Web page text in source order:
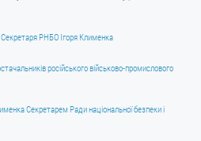
РНБО Ігоря Клименка
російського військово-промислового
Секретарем Ради національної безпеки і